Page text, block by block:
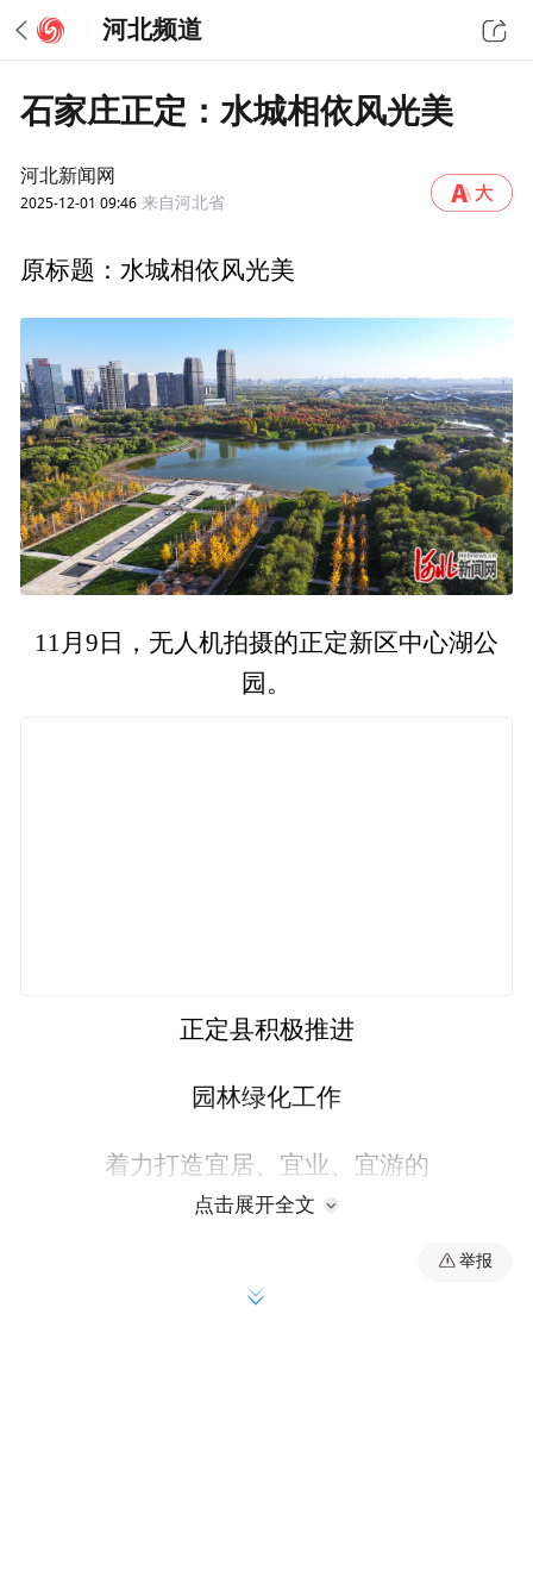
河北频道
石家庄正定：水城相依风光美
河北新闻网
2025-12-01 09:46 来自河北省
原标题：水城相依风光美
11月9日，无人机拍摄的正定新区中心湖公
园。
正定县积极推进
园林绿化工作
着力打造宜居、宜业、宜游的
为加快建设
点击展开全文
举报